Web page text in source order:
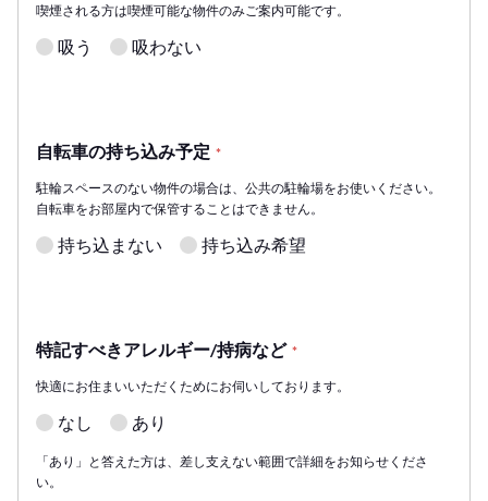
喫煙される方は喫煙可能な物件のみご案内可能です。
吸う 吸わない
自転車の持ち込み予定 *
駐輪スペースのない物件の場合は、公共の駐輪場をお使いください。
自転車をお部屋内で保管することはできません。
持ち込まない 持ち込み希望
特記すべきアレルギー/持病など *
快適にお住まいいただくためにお伺いしております。
なし あり
「あり」と答えた方は、差し支えない範囲で詳細をお知らせくださ
い。